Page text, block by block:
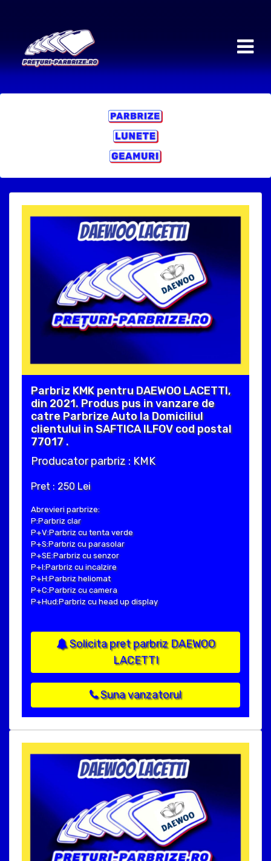
Parbriz KMK pentru DAEWOO LACETTI,
din 2021. Produs pus in vanzare de
catre Parbrize Auto la Domiciliul
clientului in SAFTICA ILFOV cod postal
77017 .
Producator parbriz : KMK
Pret : 250 Lei
Abrevieri parbrize:
P:Parbriz clar
P+V:Parbriz cu tenta verde
P+S:Parbriz cu parasolar
P+SE:Parbriz cu senzor
P+I:Parbriz cu incalzire
P+H:Parbriz heliomat
P+C:Parbriz cu camera
P+Hud:Parbriz cu head up display
Solicita pret parbriz DAEWOO
LACETTI
Suna vanzatorul